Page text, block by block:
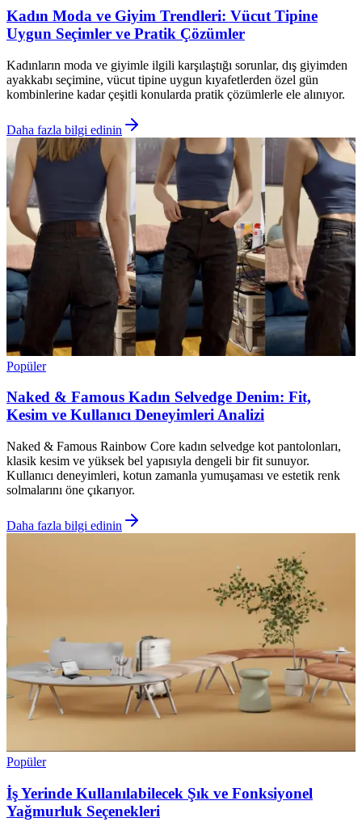
Kadın Moda ve Giyim Trendleri: Vücut Tipine
Uygun Seçimler ve Pratik Çözümler
Kadınların moda ve giyimle ilgili karşılaştığı sorunlar, dış giyimden
ayakkabı seçimine, vücut tipine uygun kıyafetlerden özel gün
kombinlerine kadar çeşitli konularda pratik çözümlerle ele alınıyor.
Daha fazla bilgi edinin
Popüler
Naked & Famous Kadın Selvedge Denim: Fit,
Kesim ve Kullanıcı Deneyimleri Analizi
Naked & Famous Rainbow Core kadın selvedge kot pantolonları,
klasik kesim ve yüksek bel yapısıyla dengeli bir fit sunuyor.
Kullanıcı deneyimleri, kotun zamanla yumuşaması ve estetik renk
solmalarını öne çıkarıyor.
Daha fazla bilgi edinin
Popüler
İş Yerinde Kullanılabilecek Şık ve Fonksiyonel
Yağmurluk Seçenekleri